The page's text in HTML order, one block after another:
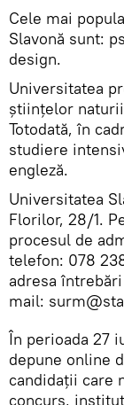
Cele mai
Slavonă sunt:
design.
Universitatea
ştiinţelor
Totodată, în
studiere
engleză.
Universitatea
Florilor, 28/1.
procesul de
telefon: 078
adresa
mail:
În perioada 27
depune online
candidații care
concurs,